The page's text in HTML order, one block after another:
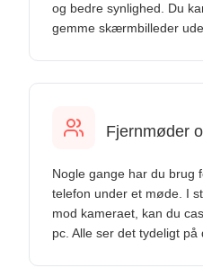
og bedre synlighed. Du
gemme skærmbilleder
Fjernmøder
Nogle gange har du brug
telefon under et møde. I
mod kameraet, kan du
pc. Alle ser det tydeligt på